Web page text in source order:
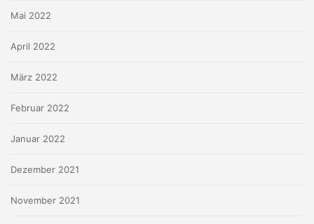
Mai 2022
April 2022
März 2022
Februar 2022
Januar 2022
Dezember 2021
November 2021